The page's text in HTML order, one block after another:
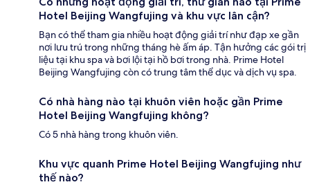
Hotel Beijing Wangfujing và khu vực lân cận?
Bạn có thể tham gia nhiều hoạt động giải trí như đạp xe gần
nơi lưu trú trong những tháng hè ấm áp. Tận hưởng các gói trị
liệu tại khu spa và bơi lội tại hồ bơi trong nhà. Prime Hotel
Beijing Wangfujing còn có trung tâm thể dục và dịch vụ spa.
Có nhà hàng nào tại khuôn viên hoặc gần Prime
Hotel Beijing Wangfujing không?
Có 5 nhà hàng trong khuôn viên.
Khu vực quanh Prime Hotel Beijing Wangfujing như
thế nào?